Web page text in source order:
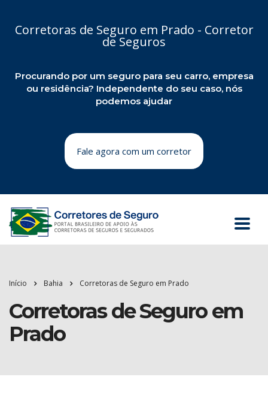
Corretoras de Seguro em Prado - Corretor
de Seguros
Procurando por um seguro para seu carro, empresa
ou residência? Independente do seu caso, nós
podemos ajudar
Fale agora com um corretor
Início Bahia Corretoras de Seguro em Prado
Corretoras de Seguro em
Prado